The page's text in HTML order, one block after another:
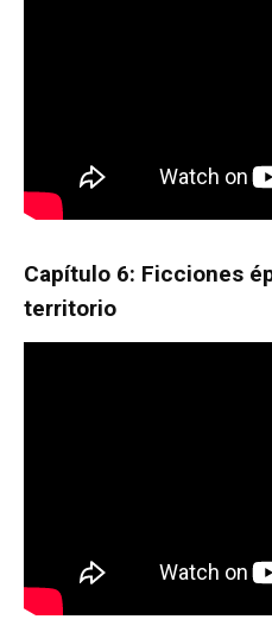
Capítulo 6: Ficciones
territorio